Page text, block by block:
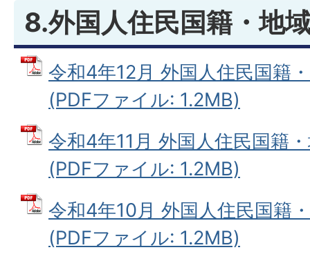
8.外国人住民国籍・地
令和4年12月 外国人住民国籍
(PDFファイル: 1.2MB)
令和4年11月 外国人住民国籍
(PDFファイル: 1.2MB)
令和4年10月 外国人住民国籍
(PDFファイル: 1.2MB)